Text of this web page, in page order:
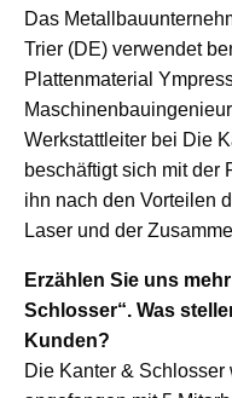
Das
Trier (DE) verwendet
Plattenmaterial
Werkstattleiter bei Die
beschäftigt sich mit der
ihn nach den Vorteilen
Laser und der
Erzählen Sie uns
Schlosser“. Was
Kunden?
Die Kanter &